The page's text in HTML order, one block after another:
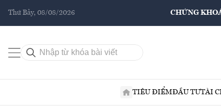
Thứ Bảy, 08/08/2026 CHỨNG
TIÊU ĐIỂMĐẦU TƯTÀI